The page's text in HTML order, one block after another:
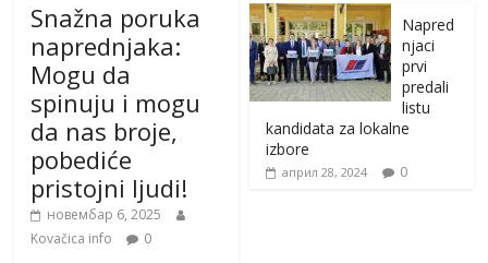
Snažna poruka
naprednjaka:
Mogu da
spinuju i mogu
da nas broje,
pobediće
pristojni ljudi!
новембар 6, 2025
Kovačica info
0
Napred
njaci
prvi
predali
listu
kandidata za lokalne
izbore
април 28, 2024 0